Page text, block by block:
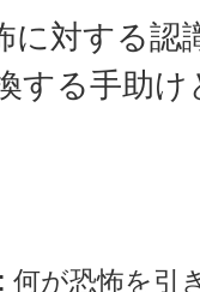
に対する認
する手助
何が恐怖を引